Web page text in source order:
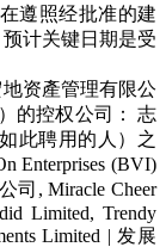
遵照经批准的建
计关键日期是受
资產管理有限公
的控权公司： 志
此聘用的人）之
Enterprises (BVI)
司, Miracle Cheer
Limited, Trendy
Limited | 发展